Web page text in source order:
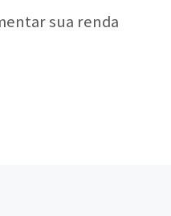
sua renda